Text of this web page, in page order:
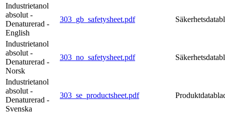
Industrietanol
absolut -
Denaturerad -
English
303_gb_safetysheet.pdf
Industrietanol
absolut -
Denaturerad -
Norsk
303_no_safetysheet.pdf
Industrietanol
absolut -
Denaturerad -
Svenska
303_se_productsheet.pdf